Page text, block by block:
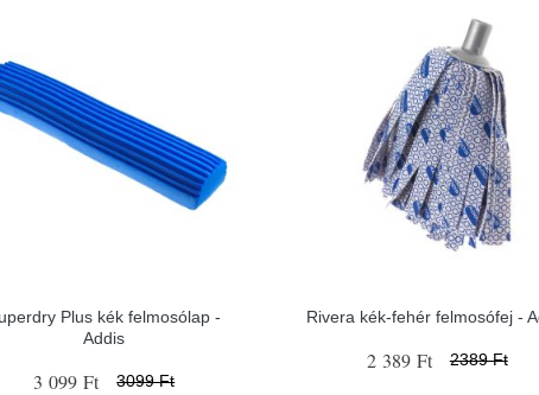
Plus kék felmosólap -
Addis
3 099 Ft 3099 Ft
Rivera kék-fehér felmosófej -
2 389 Ft 2389 Ft